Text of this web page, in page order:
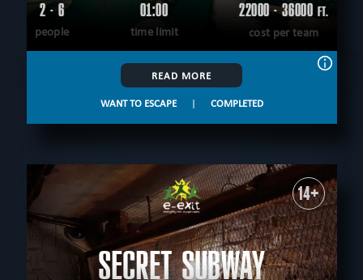
2 - 6
people
01:00
time limit
22000 - 36000 FT.
cost per team
READ MORE
WANT TO ESCAPE | COMPLETED
14+
SECRET SUBWAY